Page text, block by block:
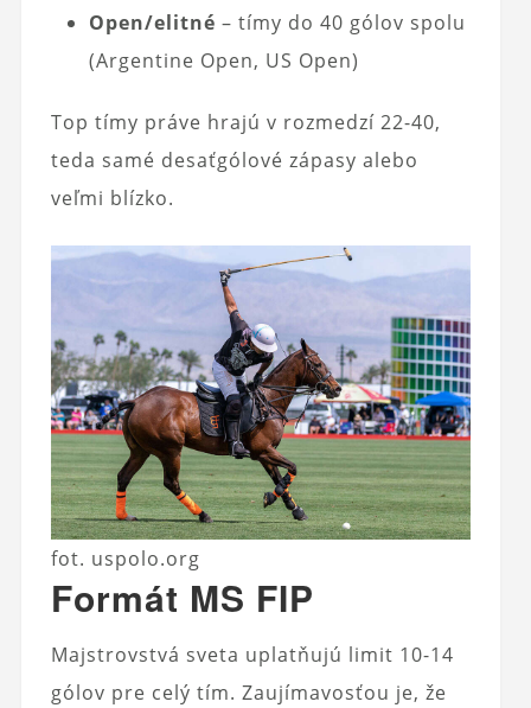
Open/elitné – tímy do 40 gólov spolu
(Argentine Open, US Open)
Top tímy práve hrajú v rozmedzí 22-40,
teda samé desaťgólové zápasy alebo
veľmi blízko.
fot. uspolo.org
Formát MS FIP
Majstrovstvá sveta uplatňujú limit 10-14
gólov pre celý tím. Zaujímavosťou je, že